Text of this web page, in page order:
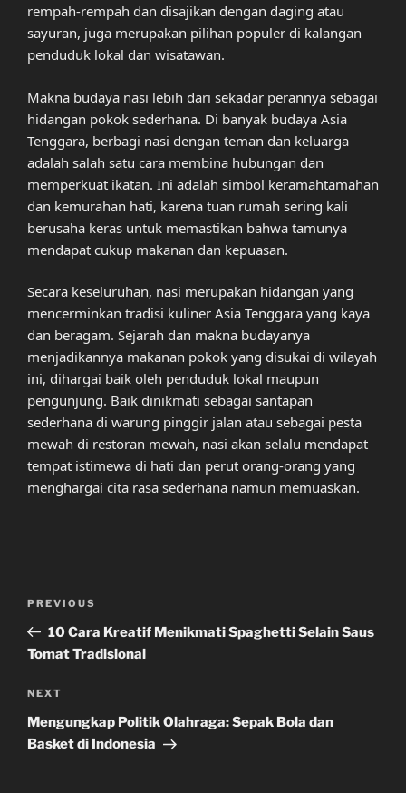
rempah-rempah dan disajikan dengan daging atau
sayuran, juga merupakan pilihan populer di kalangan
penduduk lokal dan wisatawan.
Makna budaya nasi lebih dari sekadar perannya sebagai
hidangan pokok sederhana. Di banyak budaya Asia
Tenggara, berbagi nasi dengan teman dan keluarga
adalah salah satu cara membina hubungan dan
memperkuat ikatan. Ini adalah simbol keramahtamahan
dan kemurahan hati, karena tuan rumah sering kali
berusaha keras untuk memastikan bahwa tamunya
mendapat cukup makanan dan kepuasan.
Secara keseluruhan, nasi merupakan hidangan yang
mencerminkan tradisi kuliner Asia Tenggara yang kaya
dan beragam. Sejarah dan makna budayanya
menjadikannya makanan pokok yang disukai di wilayah
ini, dihargai baik oleh penduduk lokal maupun
pengunjung. Baik dinikmati sebagai santapan
sederhana di warung pinggir jalan atau sebagai pesta
mewah di restoran mewah, nasi akan selalu mendapat
tempat istimewa di hati dan perut orang-orang yang
menghargai cita rasa sederhana namun memuaskan.
Previous
Post
PREVIOUS
10 Cara Kreatif Menikmati Spaghetti Selain Saus
Tomat Tradisional
Next
Post
NEXT
Mengungkap Politik Olahraga: Sepak Bola dan
Basket di Indonesia